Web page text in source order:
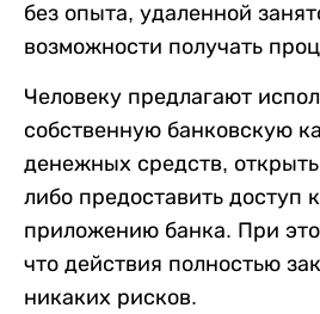
без опыта, удаленной
возможности получать
Человеку предлагают
собственную банковскую
денежных средств,
либо предоставить доступ
приложению банка. При
что действия полностью
никаких рисков.